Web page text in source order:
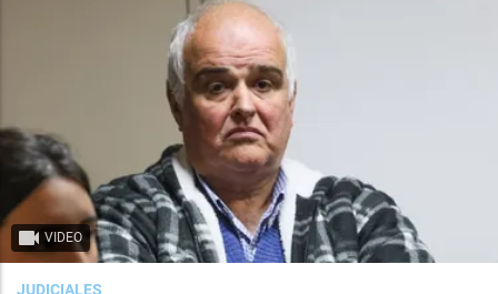
VIDEO
JUDICIALES